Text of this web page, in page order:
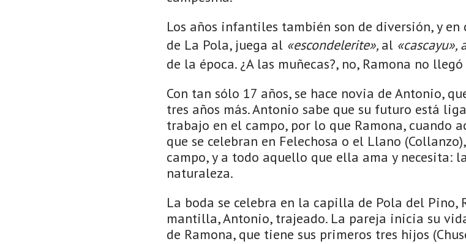
Los años infantiles también son de diversión, y
de La Pola, juega al «escondelerite», al «cascayu»,
de la época. ¿A las muñecas?, no, Ramona no
Con tan sólo 17 años, se hace novia de Antonio,
tres años más. Antonio sabe que su futuro está
trabajo en el campo, por lo que Ramona, cuando
que se celebran en Felechosa o el Llano
campo, y a todo aquello que ella ama y necesita:
naturaleza.
La boda se celebra en la capilla de Pola del Pino,
mantilla, Antonio, trajeado. La pareja inicia su
de Ramona, que tiene sus primeros tres hijos